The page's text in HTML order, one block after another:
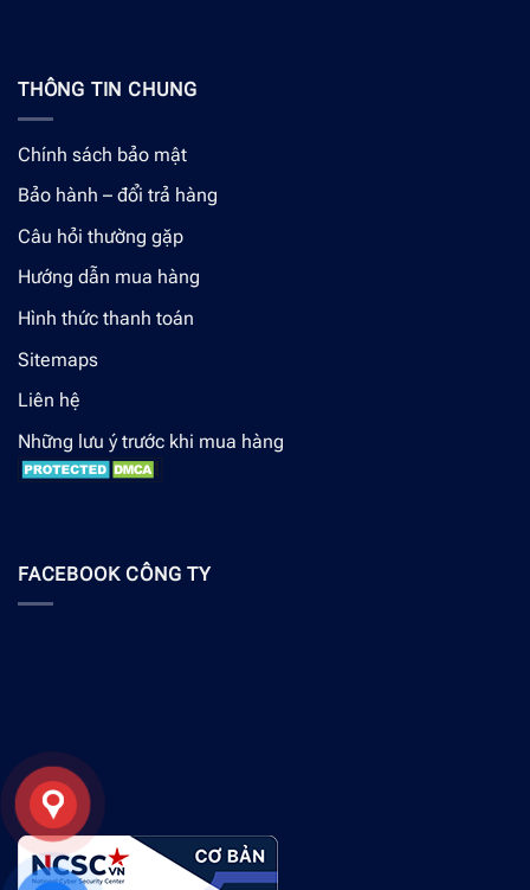
THÔNG TIN CHUNG
Chính sách bảo mật
Bảo hành – đổi trả hàng
Câu hỏi thường gặp
Hướng dẫn mua hàng
Hình thức thanh toán
Sitemaps
Liên hệ
Những lưu ý trước khi mua hàng
FACEBOOK CÔNG TY